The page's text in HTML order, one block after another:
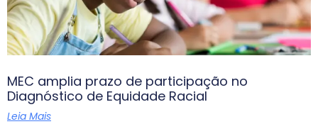
MEC amplia prazo de participação no
Diagnóstico de Equidade Racial
Leia Mais